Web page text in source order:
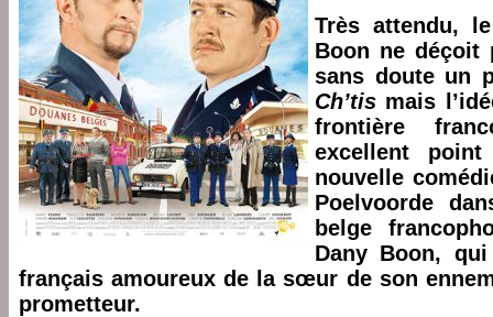
Très attendu,
Boon ne déçoit
sans doute un
Ch’tis mais
frontière
excellent
nouvelle
Poelvoorde
belge
Dany Boon,
français amoureux de la sœur de son
prometteur.